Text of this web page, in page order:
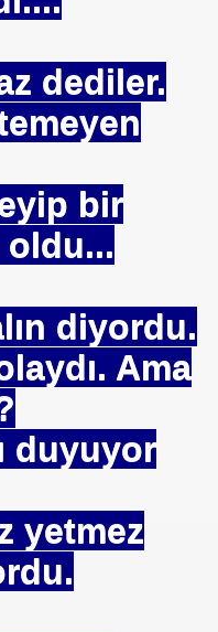
dediler.
bir
oldu...
diyordu.
Ama
duyuyor
yetmez